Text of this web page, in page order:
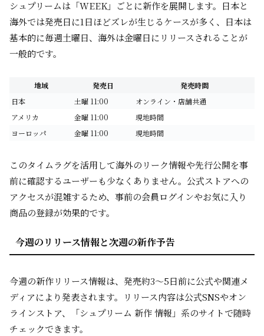
シュプリームは「WEEK」ごとに新作を展開します。日本と
海外では発売日に1日ほどズレが生じるケースが多く、日本は
基本的に毎週土曜日、海外は金曜日にリリースされることが
一般的です。
地域 発売日
発売時間
日本
土曜 11:00
オンライン・店舗共通
アメリカ
金曜 11:00
現地時間
ヨーロッパ
金曜 11:00 現地時間
このタイムラグを活用して海外のリーク情報や先行公開を事
前に確認するユーザーも少なくありません。公式ストアへの
アクセスが混雑するため、事前の会員ログインやお気に入り
商品の登録が効果的です。
今週のリリース情報と次週の新作予告
今週の新作リリース情報は、発売約3～5日前に公式や関連メ
ディアにより発表されます。リリース内容は公式SNSやオン
ラインストア、「シュプリーム 新作 情報」系のサイトで随時
チェックできます。